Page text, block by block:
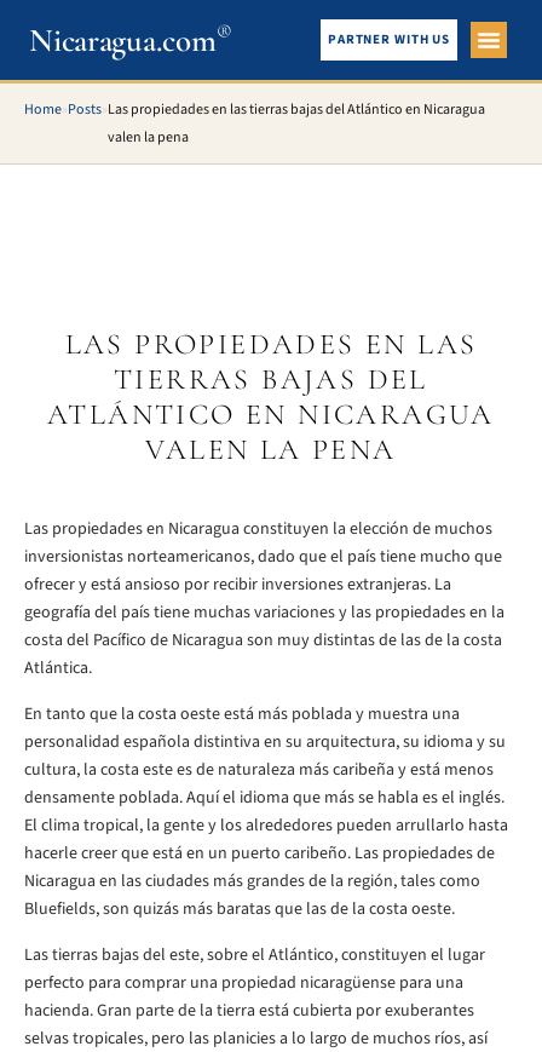
Nicaragua.com® PARTNER WITH US
Home»Posts»Las propiedades en las tierras bajas del Atlántico en Nicaragua
valen la pena
LAS PROPIEDADES EN LAS
TIERRAS BAJAS DEL
ATLÁNTICO EN NICARAGUA
VALEN LA PENA
Las propiedades en Nicaragua constituyen la elección de muchos
inversionistas norteamericanos, dado que el país tiene mucho que
ofrecer y está ansioso por recibir inversiones extranjeras. La
geografía del país tiene muchas variaciones y las propiedades en la
costa del Pacífico de Nicaragua son muy distintas de las de la costa
Atlántica.
En tanto que la costa oeste está más poblada y muestra una
personalidad española distintiva en su arquitectura, su idioma y su
cultura, la costa este es de naturaleza más caribeña y está menos
densamente poblada. Aquí el idioma que más se habla es el inglés.
El clima tropical, la gente y los alrededores pueden arrullarlo hasta
hacerle creer que está en un puerto caribeño. Las propiedades de
Nicaragua en las ciudades más grandes de la región, tales como
Bluefields, son quizás más baratas que las de la costa oeste.
Las tierras bajas del este, sobre el Atlántico, constituyen el lugar
perfecto para comprar una propiedad nicaragüense para una
hacienda. Gran parte de la tierra está cubierta por exuberantes
selvas tropicales, pero las planicies a lo largo de muchos ríos, así